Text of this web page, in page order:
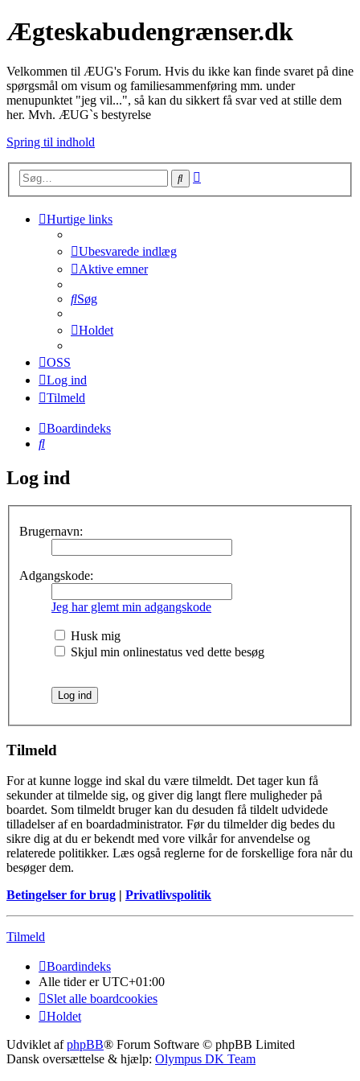
Ægteskabudengrænser.dk
Velkommen til ÆUG's Forum. Hvis du ikke kan finde svaret på dine
spørgsmål om visum og familiesammenføring mm. under
menupunktet "jeg vil...", så kan du sikkert få svar ved at stille dem
her. Mvh. ÆUG`s bestyrelse
Spring til indhold
Søg
Hurtige links
Ubesvarede indlæg
Aktive emner
Søg
Holdet
OSS
Log ind
Tilmeld
Boardindeks
Søg
Log ind
Brugernavn:
Adgangskode:
Jeg har glemt min adgangskode
Husk mig
Skjul min onlinestatus ved dette besøg
Tilmeld
For at kunne logge ind skal du være tilmeldt. Det tager kun få
sekunder at tilmelde sig, og giver dig langt flere muligheder på
boardet. Som tilmeldt bruger kan du desuden få tildelt udvidede
tilladelser af en boardadministrator. Før du tilmelder dig bedes du
sikre dig at du er bekendt med vore vilkår for anvendelse og
relaterede politikker. Læs også reglerne for de forskellige fora når du
besøger dem.
Betingelser for brug | Privatlivspolitik
Tilmeld
Boardindeks
Alle tider erUTC+01:00
Slet alle boardcookies
Holdet
Udviklet afphpBB® Forum Software © phpBB Limited
Dansk oversættelse & hjælp: Olympus DK Team